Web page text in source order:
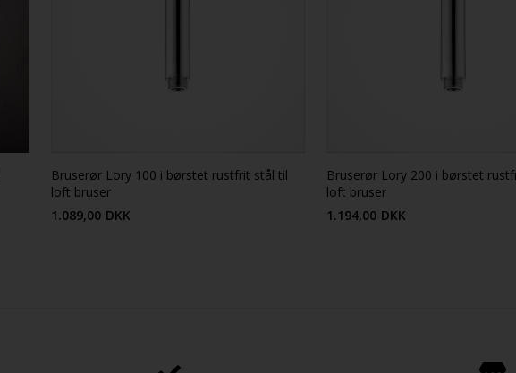
Bruserør Lory 100 i børstet rustfrit stål til
loft bruser
1.089,00 DKK
Bruserør Lory 200 i børstet
loft bruser
1.194,00 DKK